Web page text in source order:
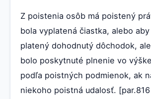
Z poistenia osôb má poistený
bola vyplatená čiastka, alebo
platený dohodnutý dôchodok,
bolo poskytnuté plnenie vo
podľa poistných podmienok, ak
niekoho poistná udalosť.